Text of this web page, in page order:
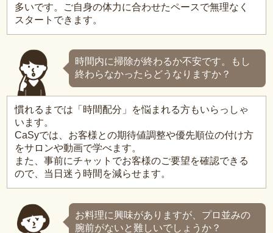
多いです。ご自身の体力に合わせたペースで無理なく
スタートできます。
時間内に掃除が終わるか不安です。もし
終わらなかったらどうなりますか？
慣れるまでは「時間配分」を悩まれる方もいらっしゃ
います。
CaSyでは、お客様との期待値調整や優先順位の付け方
をサロンや動画で学べます。
また、事前にチャットでお客様のご要望を確認できる
ので、当日迷う時間を減らせます。
お料理に興味がありますが、プロ並みの
腕前がないと難しいでしょうか？